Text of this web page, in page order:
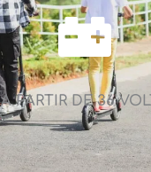
A PARTIR DE 36